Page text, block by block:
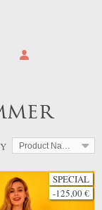
Product Name: A to Z
SPECIAL
-125,00 €